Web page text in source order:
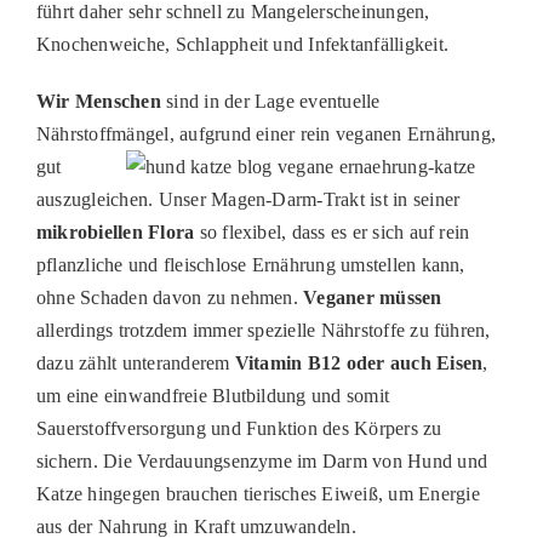
führt daher sehr schnell zu Mangelerscheinungen,
Knochenweiche, Schlappheit und Infektanfälligkeit.
Wir Menschen sind in der Lage eventuelle
Nährstoffmängel, aufgrund einer rein veganen Ernährung,
gut
auszugleichen. Unser Magen-Darm-Trakt ist in seiner
mikrobiellen Flora so flexibel, dass es er sich auf rein
pflanzliche und fleischlose Ernährung umstellen kann,
ohne Schaden davon zu nehmen.Veganer müssen
allerdings trotzdem immer spezielle Nährstoffe zu führen,
dazu zählt unteranderem Vitamin B12 oder auch Eisen,
um eine einwandfreieBlutbildung und somit
Sauerstoffversorgungund Funktiondes Körpers zu
sichern. Die Verdauungsenzyme im Darm von Hund und
Katze hingegen brauchen tierisches Eiweiß, um Energie
aus der Nahrung in Kraft umzuwandeln.